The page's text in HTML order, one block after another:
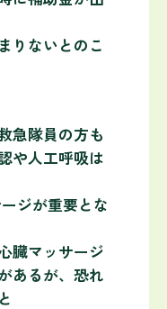
りないとのこ
急隊員の方も
や人工呼吸は
ジが重要とな
臓マッサージ
あるが、恐れ